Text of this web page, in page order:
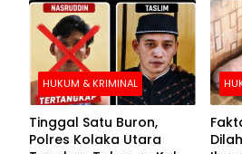
HUKUM & KRIMINAL
Tinggal Satu Buron,
Polres Kolaka Utara